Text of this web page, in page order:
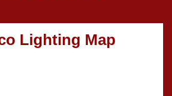
Lighting Map